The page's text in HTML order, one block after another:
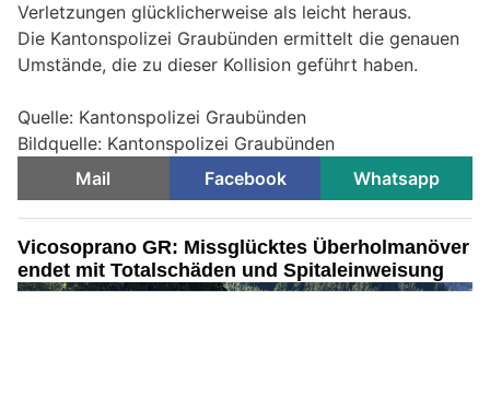
Verletzungen glücklicherweise als leicht heraus.
Die Kantonspolizei Graubünden ermittelt die genauen
Umstände, die zu dieser Kollision geführt haben.
Quelle: Kantonspolizei Graubünden
Bildquelle: Kantonspolizei Graubünden
Mail
Facebook Whatsapp
Vicosoprano GR: Missglücktes Überholmanöver
endet mit Totalschäden und Spitaleinweisung